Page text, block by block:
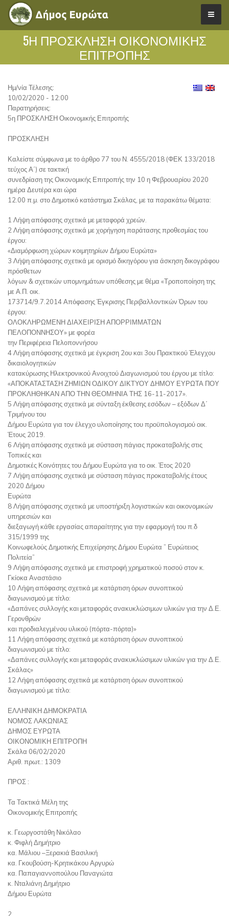
5Η ΠΡΟΣΚΛΗΣΗ ΟΙΚΟΝΟΜΙΚΉΣ
ΕΠΙΤΡΟΠΉΣ
Ημ/νία Τέλεσης:
10/02/2020 - 12:00
Παρατηρήσεις:
5η ΠΡΟΣΚΛΗΣΗ Οικονομικής Επιτροπής
ΠΡΟΣΚΛΗΣΗ
Καλείστε σύμφωνα με το άρθρο 77 του Ν. 4555/2018 (ΦΕΚ 133/2018
τεύχος Α΄) σε τακτική
συνεδρίαση της Οικονομικής Επιτροπής την 10 η Φεβρουαρίου 2020
ημέρα Δευτέρα και ώρα
12.00 π.μ. στο Δημοτικό κατάστημα Σκάλας, με τα παρακάτω θέματα:
1 Λήψη απόφασης σχετικά με μεταφορά χρεών.
2 Λήψη απόφασης σχετικά με χορήγηση παράτασης προθεσμίας του
έργου:
«Διαμόρφωση χώρων κοιμητηρίων Δήμου Ευρώτα»
3 Λήψη απόφασης σχετικά με ορισμό δικηγόρου για άσκηση δικογράφου
πρόσθετων
λόγων & σχετικών υπομνημάτων υπόθεσης με θέμα «Τροποποίηση της
με Α.Π. οικ.
173714/9.7.2014 Απόφασης Έγκρισης Περιβαλλοντικών Όρων του
έργου:
ΟΛΟΚΛΗΡΩΜΕΝΗ ΔΙΑΧΕΙΡΙΣΗ ΑΠΟΡΡΙΜΜΑΤΩΝ
ΠΕΛΟΠΟΝΝΗΣΟΥ» με φορέα
την Περιφέρεια Πελοποννήσου
4 Λήψη απόφασης σχετικά με έγκριση 2ου και 3ου Πρακτικού Έλεγχου
δικαιολογητικών
κατακύρωσης Ηλεκτρονικού Ανοιχτού Διαγωνισμού του έργου με τίτλο:
«ΑΠΟΚΑΤΑΣΤΑΣΗ ΖΗΜΙΩΝ ΟΔΙΚΟΥ ΔΙΚΤΥΟΥ ΔΗΜΟΥ ΕΥΡΩΤΑ ΠΟΥ
ΠΡΟΚΛΗΘΗΚΑΝ ΑΠΟ ΤΗΝ ΘΕΟΜΗΝΙΑ ΤΗΣ 16-11-2017».
5 Λήψη απόφασης σχετικά με σύνταξη έκθεσης εσόδων – εξόδων Δ΄
Τριμήνου του
Δήμου Ευρώτα για τον έλεγχο υλοποίησης του προϋπολογισμού οικ.
Έτους 2019.
6 Λήψη απόφασης σχετικά με σύσταση πάγιας προκαταβολής στις
Τοπικές και
Δημοτικές Κοινότητες του Δήμου Ευρώτα για το οικ. Έτος 2020
7 Λήψη απόφασης σχετικά με σύσταση πάγιας προκαταβολής έτους
2020 Δήμου
Ευρώτα
8 Λήψη απόφασης σχετικά με υποστήριξη λογιστικών και οικονομικών
υπηρεσιών και
διεξαγωγή κάθε εργασίας απαραίτητης για την εφαρμογή του π.δ
315/1999 της
Κοινωφελούς Δημοτικής Επιχείρησης Δήμου Ευρώτα ” Ευρώτειος
Πολιτεία”
9 Λήψη απόφασης σχετικά με επιστροφή χρηματικού ποσού στον κ.
Γκίοκα Αναστάσιο
10 Λήψη απόφασης σχετικά με κατάρτιση όρων συνοπτικού
διαγωνισμού με τίτλο:
«Δαπάνες συλλογής και μεταφοράς ανακυκλώσιμων υλικών για την Δ.Ε.
Γερονθρών
και προδιαλεγμένου υλικού (πόρτα-πόρτα)»
11 Λήψη απόφασης σχετικά με κατάρτιση όρων συνοπτικού
διαγωνισμού με τίτλο:
«Δαπάνες συλλογής και μεταφοράς ανακυκλώσιμων υλικών για την Δ.Ε.
Σκάλας»
12 Λήψη απόφασης σχετικά με κατάρτιση όρων συνοπτικού
διαγωνισμού με τίτλο:
ΕΛΛΗΝΙΚΗ ΔΗΜΟΚΡΑΤΙΑ
ΝΟΜΟΣ ΛΑΚΩΝΙΑΣ
ΔΗΜΟΣ ΕΥΡΩΤΑ
ΟΙΚΟΝΟΜΙΚΗ ΕΠΙΤΡΟΠΗ
Σκάλα 06/02/2020
Αριθ. πρωτ.: 1309
ΠΡΟΣ :
Τα Τακτικά Μέλη της
Οικονομικής Επιτροπής
κ. Γεωργοστάθη Νικόλαο
κ. Φιφλή Δημήτριο
κα. Μάλιου –Ξερακιά Βασιλική
κα. Γκουβούση-Κρητικάκου Αργυρώ
κα. Παπαγιαννοπούλου Παναγιώτα
κ. Νταλιάνη Δημήτριο
Δήμου Ευρώτα
2